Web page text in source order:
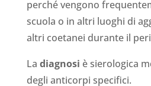
perché vengono
scuola o in altri luoghi di
altri coetanei durante il
La diagnosi è sierologica
degli anticorpi specifici.